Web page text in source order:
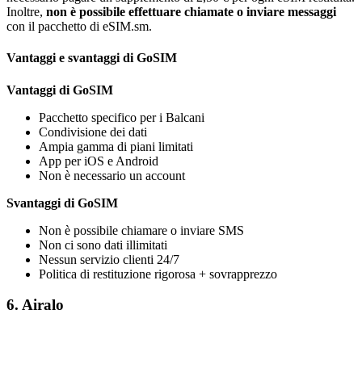
Inoltre, non è possibile effettuare chiamate o inviare messaggi
con il pacchetto di eSIM.sm.
Vantaggi e svantaggi di GoSIM
Vantaggi di GoSIM
Pacchetto specifico per i Balcani
Condivisione dei dati
Ampia gamma di piani limitati
App per iOS e Android
Non è necessario un account
Svantaggi di GoSIM
Non è possibile chiamare o inviare SMS
Non ci sono dati illimitati
Nessun servizio clienti 24/7
Politica di restituzione rigorosa + sovrapprezzo
6. Airalo